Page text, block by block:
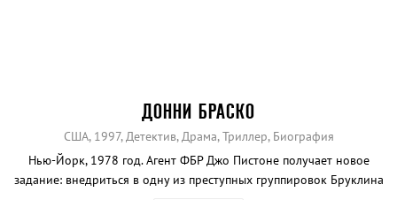
ДОННИ БРАСКО
США, 1997, Детектив, Драма, Триллер, Биография
Нью-Йорк, 1978 год. Агент ФБР Джо Пистоне получает новое
задание: внедриться в одну из преступных группировок Бруклина